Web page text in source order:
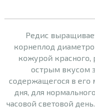
Редис
корнеплод
кожурой красного,
острым вкусом
содержащегося в его
дня, для
часовой световой